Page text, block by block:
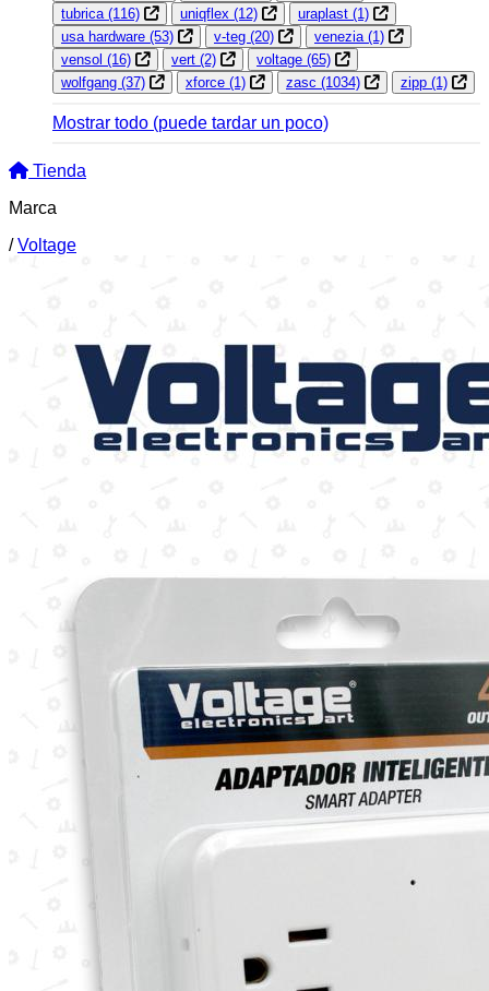
tubrica (116) uniqflex (12) uraplast (1)
usa hardware (53) v-teg (20) venezia (1)
vensol (16) vert (2) voltage (65)
wolfgang (37) xforce (1) zasc (1034) zipp (1)
Mostrar todo (puede tardar un poco)
Tienda
Marca
/ Voltage